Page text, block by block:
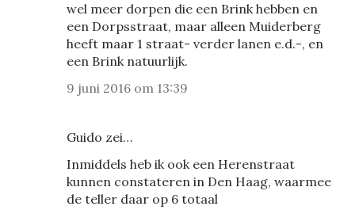
wel meer dorpen die een Brink hebben en
een Dorpsstraat, maar alleen Muiderberg
heeft maar 1 straat- verder lanen e.d.-, en
een Brink natuurlijk.
9 juni 2016 om 13:39
Guido zei…
Inmiddels heb ik ook een Herenstraat
kunnen constateren in Den Haag, waarmee
de teller daar op 6 totaal